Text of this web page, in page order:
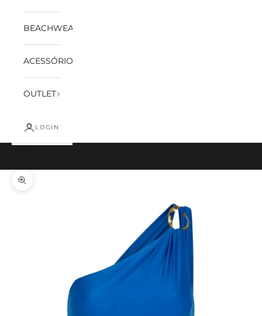
BEACHWEAR
ACESSÓRIOS
OUTLET
LOGIN
Zoom na imagem